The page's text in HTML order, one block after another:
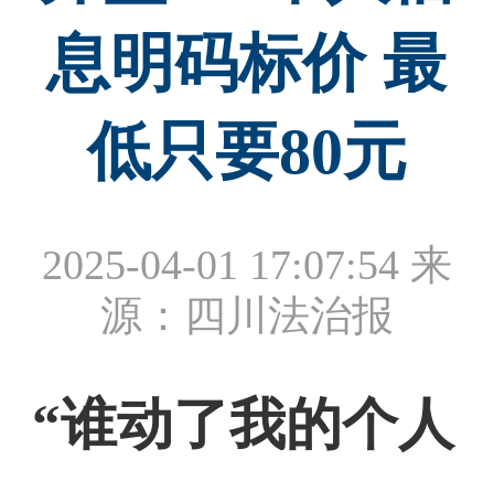
息明码标价 最
低只要80元
2025-04-01 17:07:54 来
源：四川法治报
“谁动了我的个人